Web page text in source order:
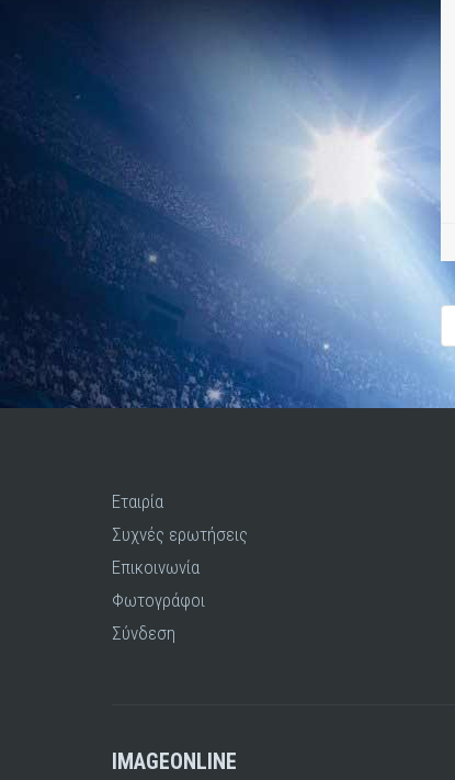
Εταιρία
Συχνές ερωτήσεις
Επικοινωνία
Φωτογράφοι
Σύνδεση
IMAGEONLINE